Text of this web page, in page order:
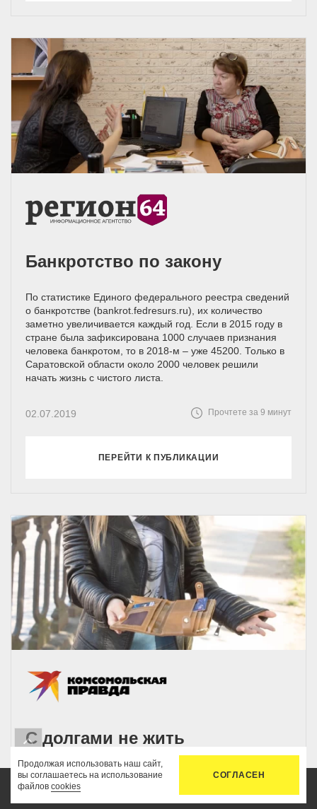
Банкротство по закону
По статистике Единого федерального реестра сведений
о банкротстве (bankrot.fedresurs.ru), их количество
заметно увеличивается каждый год. Если в 2015 году в
стране была зафиксирована 1000 случаев признания
человека банкротом, то в 2018-м – уже 45200. Только в
Саратовской области около 2000 человек решили
начать жизнь с чистого листа.
02.07.2019 Прочтете за 9 минут
ПЕРЕЙТИ К ПУБЛИКАЦИИ
С долгами не жить
Юридическая консультация по кредитам и банкротству в
Саратове становится все более популярной услугой.
Продолжая использовать наш сайт,
вы соглашаетесь на использование
файлов cookies
СОГЛАСЕН